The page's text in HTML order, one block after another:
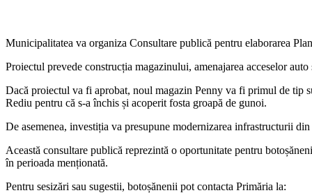
Municipalitatea va organiza Consultare publică pentru elaborarea
Proiectul prevede construcția magazinului, amenajarea acceselor
Dacă proiectul va fi aprobat, noul magazin Penny va fi primul de tip
Rediu pentru că s-a închis și acoperit fosta groapă de gunoi.
De asemenea, investiția va presupune modernizarea infrastructurii
Această consultare publică reprezintă o oportunitate pentru
în perioada menționată.
Pentru sesizări sau sugestii, botoșănenii pot contacta Primăria la: